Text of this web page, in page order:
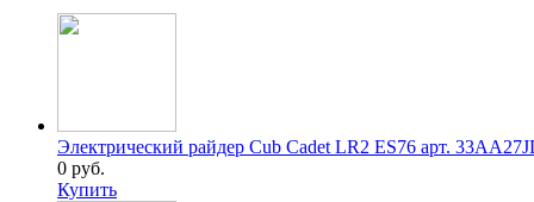
Электрический райдер Cub Cadet LR2 ES76 арт.
0 руб.
Купить